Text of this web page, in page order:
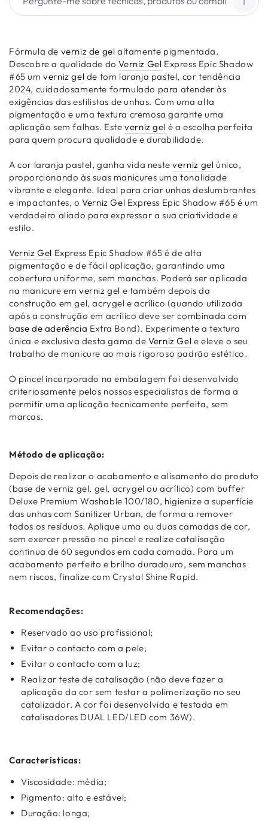
Fórmula de verniz de gel altamente pigmentada.
Descobre a qualidade doVerniz Gel Express Epic Shadow
#65 umverniz gel de tom laranja pastel, cor tendência
2024, cuidadosamente formulado para atender às
exigências das estilistas de unhas. Com uma alta
pigmentação e uma textura cremosa garante uma
aplicação sem falhas. Esteverniz gel é a escolha perfeita
para quem procura qualidade e durabilidade.
A cor laranja pastel, ganha vida nesteverniz gel único,
proporcionando às suas manicures uma tonalidade
vibrante e elegante. Ideal para criar unhas deslumbrantes
e impactantes, oVerniz Gel Express Epic Shadow #65 é um
verdadeiro aliado para expressar a sua criatividade e
estilo.
Verniz Gel Express Epic Shadow #65 é de alta
pigmentação e de fácil aplicação, garantindo uma
cobertura uniforme, sem manchas. Poderá ser aplicada
na manicure em verniz gel e também depois da
construção em gel, acrygel e acrílico (quando utilizada
após a construção em acrílico deve ser combinada com
base de aderência Extra Bond). Experimente a textura
única e exclusiva desta gama deVerniz Gel e eleve o seu
trabalho de manicure ao mais rigoroso padrão estético.
O pincel incorporado na embalagem foi desenvolvido
criteriosamente pelos nossos especialistas de forma a
permitir uma aplicação tecnicamente perfeita, sem
marcas.
Método de aplicação:
Depois de realizar o acabamento e alisamento do produto
(base de verniz gel, gel, acrygel ou acrílico) com buffer
Deluxe Premium Washable 100/180, higienize a superfície
das unhas com Sanitizer Urban, de forma a remover
todos os resíduos. Aplique uma ou duas camadas de cor,
sem exercer pressão no pincel e realize catalisação
continua de 60 segundos em cada camada. Para um
acabamento perfeito e brilho duradouro, sem manchas
nem riscos, finalize com Crystal Shine Rapid.
Recomendações:
Reservado ao uso profissional;
Evitar o contacto com a pele;
Evitar o contacto com a luz;
Realizar teste de catalisação (não deve fazer a
aplicação da cor sem testar a polimerização no seu
catalizador. A cor foi desenvolvida e testada em
catalisadores DUAL LED/LED com 36W).
Características:
Viscosidade: média;
Pigmento: alto e estável;
Duração: longa;